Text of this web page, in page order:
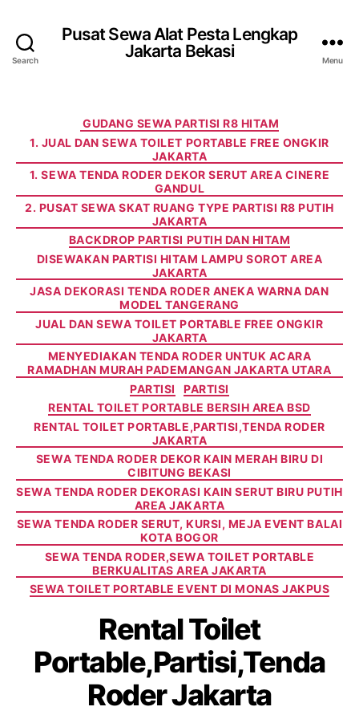
Search
Pusat Sewa Alat Pesta Lengkap
Jakarta Bekasi
Menu
Categories
GUDANG SEWA PARTISI R8 HITAM
1. JUAL DAN SEWA TOILET PORTABLE FREE ONGKIR
JAKARTA
1. SEWA TENDA RODER DEKOR SERUT AREA CINERE
GANDUL
2. PUSAT SEWA SKAT RUANG TYPE PARTISI R8 PUTIH
JAKARTA
BACKDROP PARTISI PUTIH DAN HITAM
DISEWAKAN PARTISI HITAM LAMPU SOROT AREA
JAKARTA
JASA DEKORASI TENDA RODER ANEKA WARNA DAN
MODEL TANGERANG
JUAL DAN SEWA TOILET PORTABLE FREE ONGKIR
JAKARTA
MENYEDIAKAN TENDA RODER UNTUK ACARA
RAMADHAN MURAH PADEMANGAN JAKARTA UTARA
PARTISI
PARTISI
RENTAL TOILET PORTABLE BERSIH AREA BSD
RENTAL TOILET PORTABLE,PARTISI,TENDA RODER
JAKARTA
SEWA TENDA RODER DEKOR KAIN MERAH BIRU DI
CIBITUNG BEKASI
SEWA TENDA RODER DEKORASI KAIN SERUT BIRU PUTIH
AREA JAKARTA
SEWA TENDA RODER SERUT, KURSI, MEJA EVENT BALAI
KOTA BOGOR
SEWA TENDA RODER,SEWA TOILET PORTABLE
BERKUALITAS AREA JAKARTA
SEWA TOILET PORTABLE EVENT DI MONAS JAKPUS
Rental Toilet
Portable,Partisi,Tenda
Roder Jakarta